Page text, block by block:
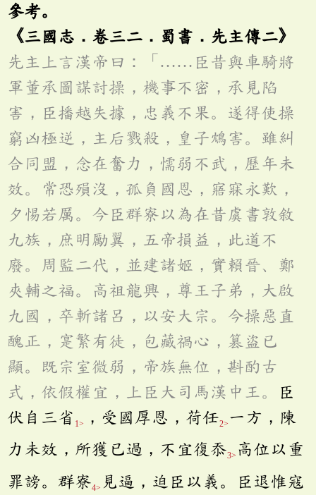
參考。
《三國志．卷三二．蜀書．先主傳二》
先主上言漢帝曰：「……臣昔與車騎將
軍董承圖謀討操，機事不密，承見陷
害，臣播越失據，忠義不果。遂得使操
窮凶極逆，主后戮殺，皇子鴆害。雖糾
合同盟，念在奮力，懦弱不武，歷年未
效。常恐殞沒，孤負國恩，寤寐永歎，
夕惕若厲。今臣群寮以為在昔虞書敦敘
九族，庶明勵翼，五帝損益，此道不
廢。周監二代，並建諸姬，實賴晉、鄭
夾輔之福。高祖龍興，尊王子弟，大啟
九國，卒斬諸呂，以安大宗。今操惡直
醜正，寔繁有徒，包藏禍心，篡盜已
顯。既宗室微弱，帝族無位，斟酌古
式，依假權宜，上臣大司馬漢中王。
臣
伏自三省 1> ，受國厚恩，荷任2> 一方，陳
力未效，所獲已過，不宜復忝3> 高位以重
罪謗。群寮4> 見逼，迫臣以義。臣退惟寇